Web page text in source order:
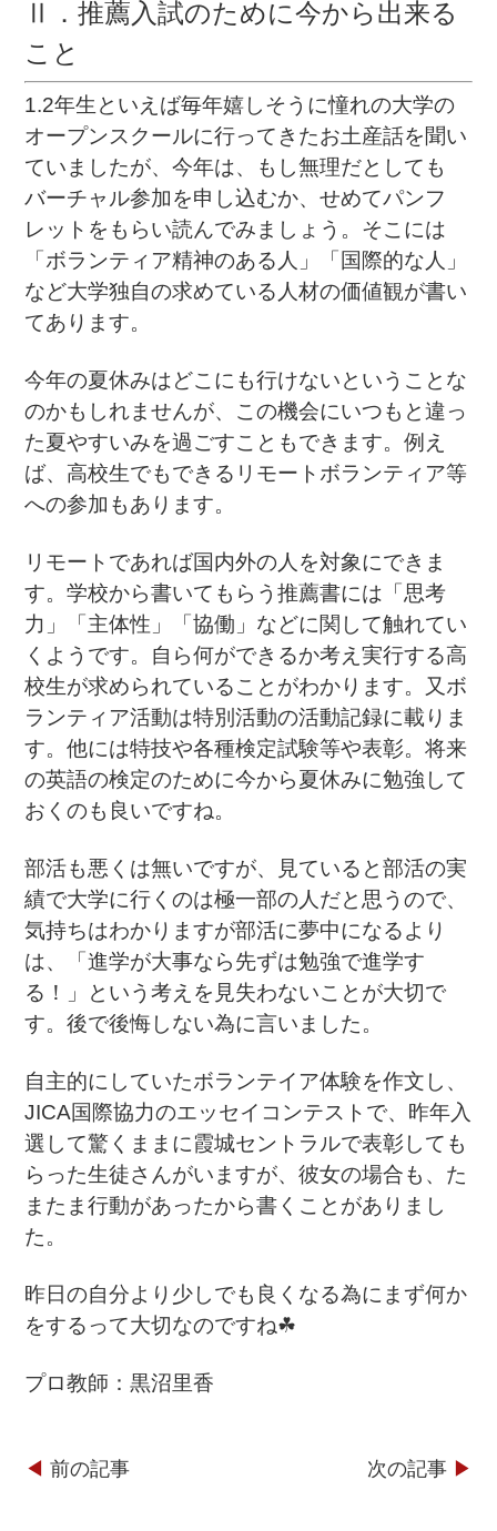
Ⅱ．推薦入試のために今から出来る
こと
1.2年生といえば毎年嬉しそうに憧れの大学の
オープンスクールに行ってきたお土産話を聞い
ていましたが、今年は、もし無理だとしても
バーチャル参加を申し込むか、せめてパンフ
レットをもらい読んでみましょう。そこには
「ボランティア精神のある人」「国際的な人」
など大学独自の求めている人材の価値観が書い
てあります。
今年の夏休みはどこにも行けないということな
のかもしれませんが、この機会にいつもと違っ
た夏やすいみを過ごすこともできます。例え
ば、高校生でもできるリモートボランティア等
への参加もあります。
リモートであれば国内外の人を対象にできま
す。学校から書いてもらう推薦書には「思考
力」「主体性」「協働」などに関して触れてい
くようです。自ら何ができるか考え実行する高
校生が求められていることがわかります。又ボ
ランティア活動は特別活動の活動記録に載りま
す。他には特技や各種検定試験等や表彰。将来
の英語の検定のために今から夏休みに勉強して
おくのも良いですね。
部活も悪くは無いですが、見ていると部活の実
績で大学に行くのは極一部の人だと思うので、
気持ちはわかりますが部活に夢中になるより
は、「進学が大事なら先ずは勉強で進学す
る！」という考えを見失わないことが大切で
す。後で後悔しない為に言いました。
自主的にしていたボランテイア体験を作文し、
JICA国際協力のエッセイコンテストで、昨年入
選して驚くままに霞城セントラルで表彰しても
らった生徒さんがいますが、彼女の場合も、た
またま行動があったから書くことがありまし
た。
昨日の自分より少しでも良くなる為にまず何か
をするって大切なのですね☘
プロ教師：黒沼里香
◀︎ 前の記事 次の記事 ▶︎